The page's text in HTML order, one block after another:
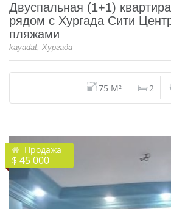
Двуспальная (1+1)
рядом с Хургада Сити
пляжами
kayadat, Хургада
75 M² 2
Продажа
$ 45 000